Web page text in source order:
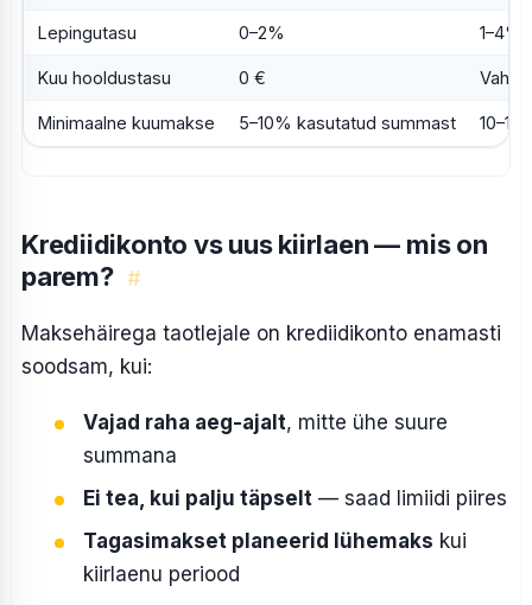
Lepingutasu 0–2% 1–4%
Kuu hooldustasu 0 € Vahel
Minimaalne kuumakse 5–10% kasutatud summast
Krediidikonto vs uus kiirlaen — mis on
parem? #
Maksehäirega taotlejale on krediidikonto enamasti
soodsam, kui:
Vajad raha aeg-ajalt, mitte ühe suure
summana
Ei tea, kui palju täpselt— saad limiidi piires
Tagasimakset planeerid lühemaks kui
kiirlaenu periood